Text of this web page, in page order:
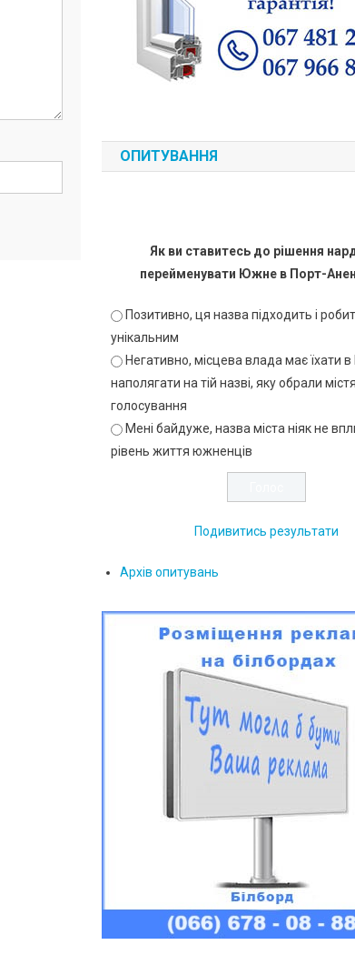
ОПИТУВАННЯ
Як ви ставитесь до рішення
перейменувати Южне в Порт-
Позитивно, ця назва підходить і
унікальним
Негативно, місцева влада має їхати в
наполягати на тій назві, яку обрали
голосування
Мені байдуже, назва міста ніяк не
рівень життя южненців
Подивитись результати
Архів опитувань